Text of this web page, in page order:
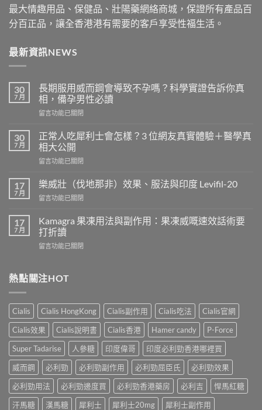
最大情趣用品、保健品、壯陽藥網絡商城，保證所有產品百
分百正品，讓全香港港有需要的客戶享受性福生活。
最新資訊NEWS
30
7 月
長期服用威而鋼會導致不孕嗎？科學實證告訴你真
相，備孕男性必讀
在
期
服
用
威
鋼
導
不
孕
嗎？
實
證
你
真
相，
備
孕
男
必
讀〉
留言功能已關閉
30
7 月
正常人吃犀利士會怎樣？3 位網友真實體驗＋醫學真
相大公開
在
常
人
吃
利
士
怎
位
真
實
體
驗
＋
醫
真
相
大
留言功能已關閉
17
7 月
樂威壯（伐地那非）效果、服法與印度 Levifil-20
在
威
壯
（伐
地
效
法
與
印
度
Levifil-
20〉
留言功能已關閉
17
7 月
Kamagra 果凍用法與副作用：果凍威嘅速效話術要
打折讀
在
凍
用
與
副
作
用：
果
凍
嘅
速
效
留言功能已關閉
熱點關注HOT
Cialis Cialis HongKong Cialis副作用 Cialis吃法
Cialis官網
Cialis效果
Cialis說明書 Cialis香港 Hamer candy
P-Force
Super Tadarise
人參糖 印度偉哥
印度必利勁香港哪裡買
威而鋼
必利勁 必利勁副作用 必利勁屈臣氏
必利勁效果
必利勁用法
必利勁邊度買 必利勁香港藥房 必利吉
悍馬紅糖
汗馬糖
漢馬糖 犀利士 犀利士20mg
犀利士副作用